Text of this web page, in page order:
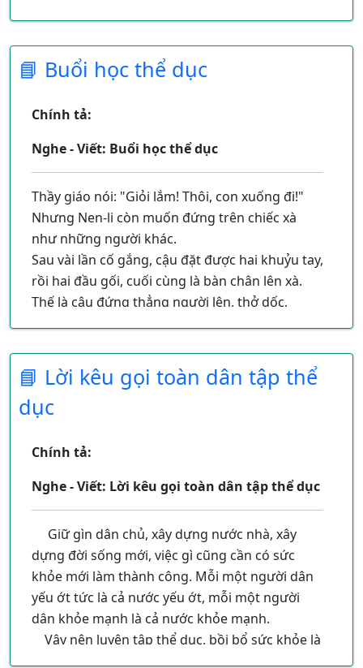
Tôi đá thật dẻo chân
Cho cầu bay trên sân
Đừng để rơi xuống đất.
Trong nắng vàng tươi mát
Tiếng cười xen tiếng hát
Chơi vui, học càng vui.
📘 Buổi học thể dục
Chính tả:
Nghe - Viết: Buổi học thể dục
Thầy giáo nói: "Giỏi lắm! Thôi, con xuống đi!"
Nhưng Nen-li còn muốn đứng trên chiếc xà
như những người khác.
Sau vài lần cố gắng, cậu đặt được hai khuỷu tay,
rồi hai đầu gối, cuối cùng là bàn chân lên xà.
Thế là cậu đứng thẳng người lên, thở dốc,
📘 Lời kêu gọi toàn dân tập thể
dục
Chính tả:
Nghe - Viết: Lời kêu gọi toàn dân tập thể dục
Giữ gìn dân chủ, xây dựng nước nhà, xây
dựng đời sống mới, việc gì cũng cần có sức
khỏe mới làm thành công. Mỗi một người dân
yếu ớt tức là cả nước yếu ớt, mỗi một người
dân khỏe mạnh là cả nước khỏe mạnh.
Vậy nên luyện tập thể dục, bồi bổ sức khỏe là